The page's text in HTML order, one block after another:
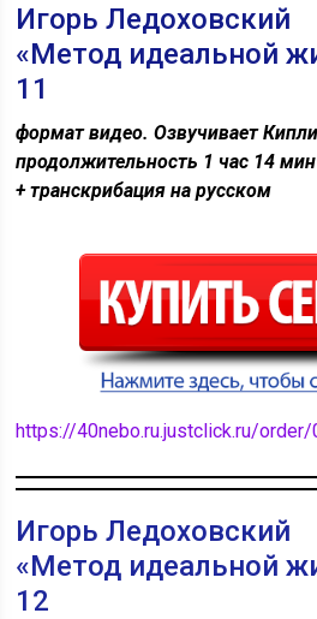
Игорь Ледоховский
«Метод идеальной
11
формат видео. Озвучивает
продолжительность 1 час 14 мин
+ транскрибация на русском
https://40nebo.ru.justclick.ru/
Игорь Ледоховский
«Метод идеальной
12